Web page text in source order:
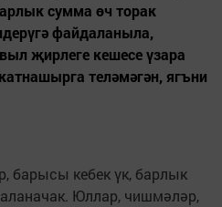
сумма өч торак
файдаланыла,
җирлеге кешесе үзара
теләмәгән, ягъни
барысы кебек үк, барлык
Юллар, чишмәләр,